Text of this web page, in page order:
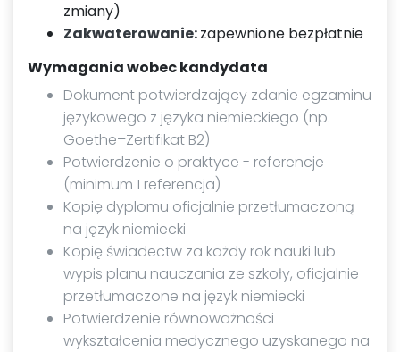
zmiany)
Zakwaterowanie:zapewnione bezpłatnie
Wymagania wobec kandydata
Dokument potwierdzający zdanie egzaminu
językowego z języka niemieckiego (np.
Goethe–Zertifikat B2)
Potwierdzenie o praktyce - referencje
(minimum 1 referencja)
Kopię dyplomu oficjalnie przetłumaczoną
na język niemiecki
Kopię świadectw za każdy rok nauki lub
wypis planu nauczania ze szkoły, oficjalnie
przetłumaczone na język niemiecki
Potwierdzenie równoważności
wykształcenia medycznego uzyskanego na